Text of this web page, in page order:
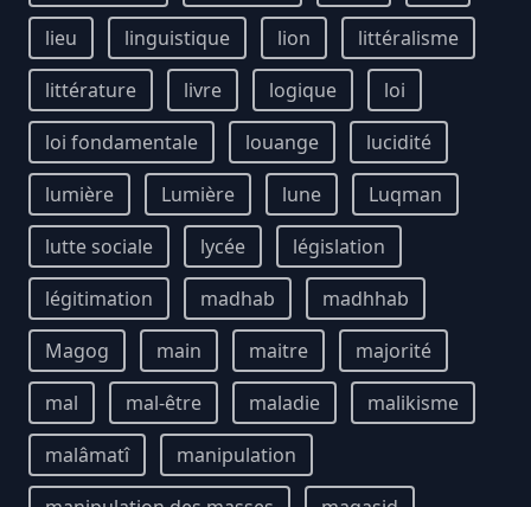
lieu
linguistique lion
littéralisme
littérature
livre logique
loi
loi fondamentale
louange
lucidité
lumière
Lumière lune
Luqman
lutte sociale
lycée
législation
légitimation
madhab
madhhab
Magog
main maitre
majorité
mal
mal-être maladie
malikisme
malâmatî
manipulation